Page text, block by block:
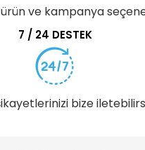
ve kampanya
7 / 24 DESTEK
bize